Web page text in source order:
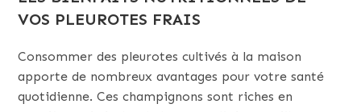
VOS PLEUROTES FRAIS
Consommer des pleurotes cultivés à la maison
apporte de nombreux avantages pour votre santé
quotidienne. Ces champignons sont riches en